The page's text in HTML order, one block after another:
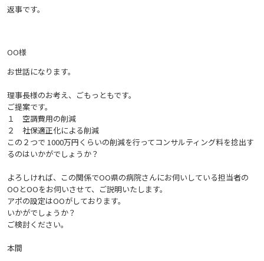
返事です。
OO様
お世話になります。
理事長様のお考え、ごもっともです。
ご提案です。
１ 空調費用の削減
２ 社保適正化による削減
この２つで 1000万円くらいの削減を行ってコンサルティング料を捻出す
るのはいかがでしょうか？
よろしければ、 この関係でOO県の病院さんにお伺いしている担当者の
OOとOOをお伺いさせて、ご説明いたします。
アポの設定はOOがしております。
いかがでしょうか？
ご検討ください。
本間